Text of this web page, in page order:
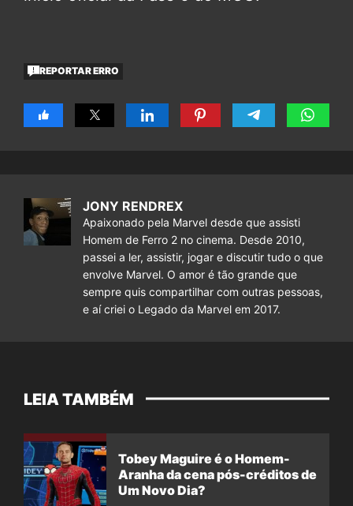
REPORTAR ERRO
JONY RENDREX
Apaixonado pela Marvel desde que assisti
Homem de Ferro 2 no cinema. Desde 2010,
passei a ler, assistir, jogar e discutir tudo o que
envolve Marvel. O amor é tão grande que
sempre quis compartilhar com outras pessoas,
e aí criei o Legado da Marvel em 2017.
LEIA TAMBÉM
Tobey Maguire é o Homem-
Aranha da cena pós-créditos de
Um Novo Dia?